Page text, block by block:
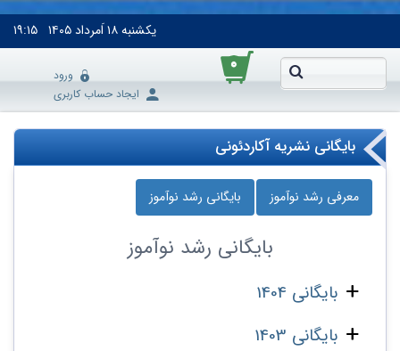
یکشنبه۱۸ اَمرداد ۱۴۰۵ ۱۹:۱۵
۰
ورود
ایجاد حساب کاربری
بایگانی نشریه آکاردئونی
معرفی رشد نوآموز بایگانی رشد نوآموز
بایگانی رشد نوآموز
بایگانی 1404
بایگانی 1403